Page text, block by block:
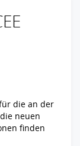
die an der
neuen
finden